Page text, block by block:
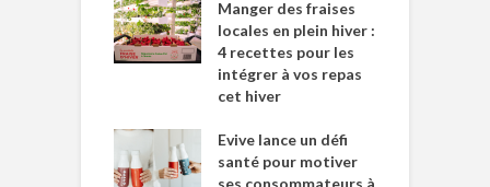
Manger des fraises
locales en plein hiver :
4 recettes pour les
intégrer à vos repas
cet hiver
Evive lance un défi
santé pour motiver
ses consommateurs à